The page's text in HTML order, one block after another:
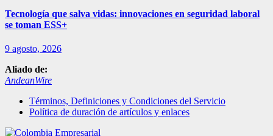
Tecnología que salva vidas: innovaciones en seguridad laboral
se toman ESS+
9 agosto, 2026
Aliado de:
AndeanWire
Términos, Definiciones y Condiciones del Servicio
Política de duración de artículos y enlaces